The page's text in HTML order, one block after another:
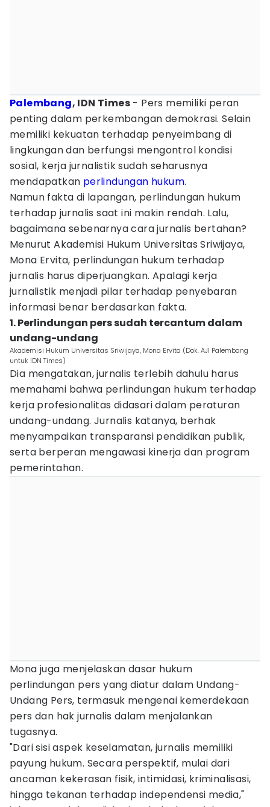
Palembang, IDN Times - Pers memiliki peran
penting dalam perkembangan demokrasi. Selain
memiliki kekuatan terhadap penyeimbang di
lingkungan dan berfungsi mengontrol kondisi
sosial, kerja jurnalistik sudah seharusnya
mendapatkan perlindungan hukum.
Namun fakta di lapangan, perlindungan hukum
terhadap jurnalis saat ini makin rendah. Lalu,
bagaimana sebenarnya cara jurnalis bertahan?
Menurut Akademisi Hukum Universitas Sriwijaya,
Mona Ervita, perlindungan hukum terhadap
jurnalis harus diperjuangkan. Apalagi kerja
jurnalistik menjadi pilar terhadap penyebaran
informasi benar berdasarkan fakta.
1. Perlindungan pers sudah tercantum dalam
undang-undang
Akademisi Hukum Universitas Sriwijaya, Mona Ervita (Dok. AJI Palembang
untuk IDN Times)
Dia mengatakan, jurnalis terlebih dahulu harus
memahami bahwa perlindungan hukum terhadap
kerja profesionalitas didasari dalam peraturan
undang-undang. Jurnalis katanya, berhak
menyampaikan transparansi pendidikan publik,
serta berperan mengawasi kinerja dan program
pemerintahan.
Mona juga menjelaskan dasar hukum
perlindungan pers yang diatur dalam Undang-
Undang Pers, termasuk mengenai kemerdekaan
pers dan hak jurnalis dalam menjalankan
tugasnya.
"Dari sisi aspek keselamatan, jurnalis memiliki
payung hukum. Secara perspektif, mulai dari
ancaman kekerasan fisik, intimidasi, kriminalisasi,
hingga tekanan terhadap independensi media,"